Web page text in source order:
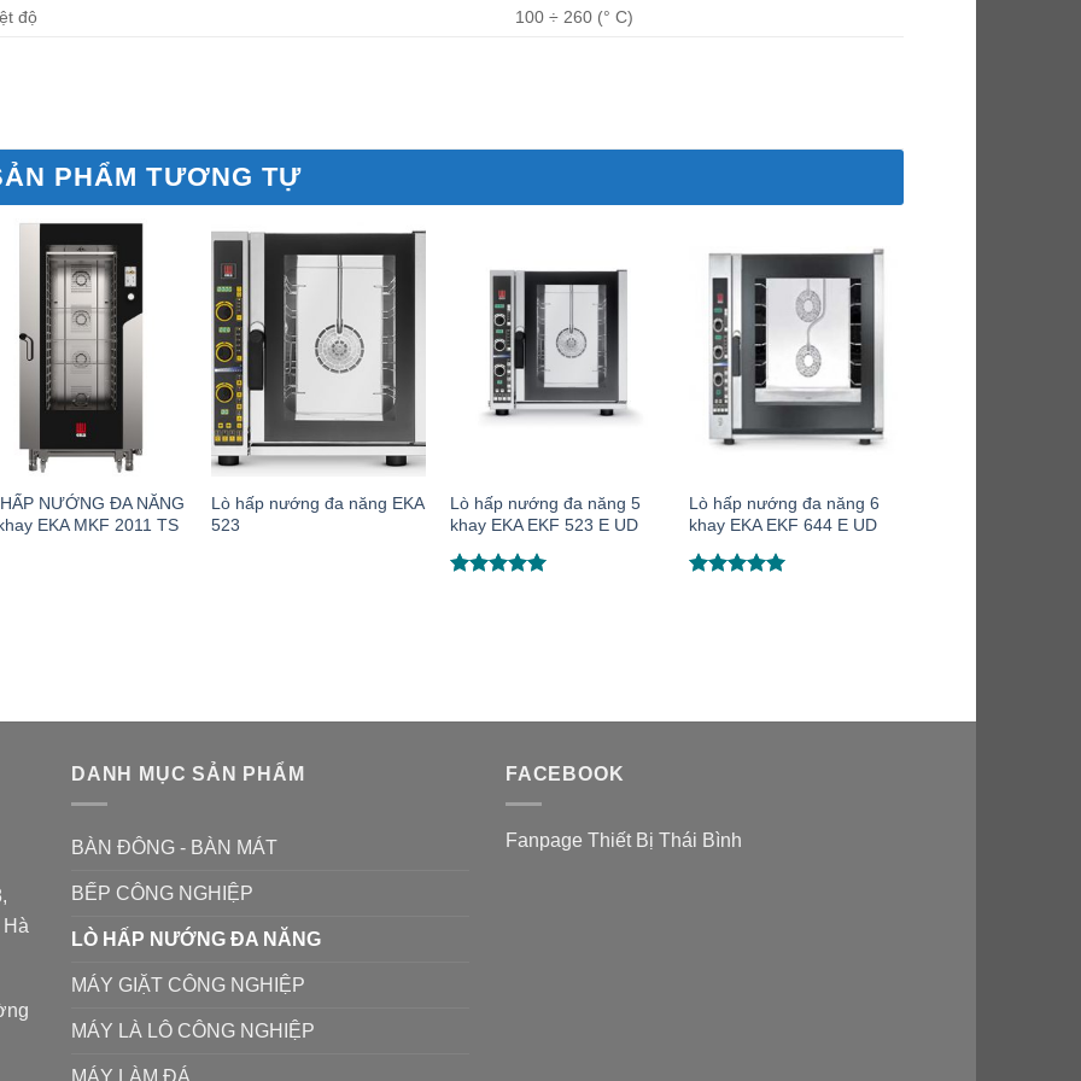
độ 100 ÷ 260 (° C)
PHẨM TƯƠNG TỰ
NƯỚNG ĐA NĂNG
EKA MKF 2011 TS
Lò hấp nướng đa năng EKA
523
Lò hấp nướng đa năng 5
khay EKA EKF 523 E UD
Lò hấp nướng đa năng 6
khay EKA EKF 644 E UD
DANH MỤC SẢN PHẨM
BÀN ĐÔNG - BÀN MÁT
BẾP CÔNG NGHIỆP
LÒ HẤP NƯỚNG ĐA NĂNG
MÁY GIẶT CÔNG NGHIỆP
MÁY LÀ LÔ CÔNG NGHIỆP
MÁY LÀM ĐÁ
FACEBOOK
Fanpage Thiết Bị Thái Bình